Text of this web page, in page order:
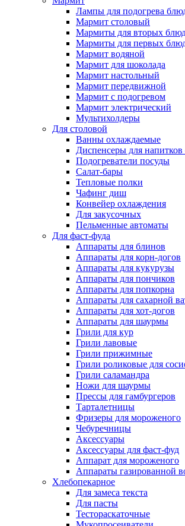
Лампы для подогрева
Мармит столовый
Мармиты для вторых
Мармиты для первых
Мармит водяной
Мармит для шоколада
Мармит настольный
Мармит передвижной
Мармит с подогревом
Мармит электрический
Мультихолдеры
Для столовой
Ванны охлаждаемые
Диспенсеры для напитков
Подогреватели посуды
Салат-бары
Тепловые полки
Чафинг диш
Конвейер охлаждения
Для закусочных
Пельменные автоматы
Для фаст-фуда
Аппараты для блинов
Аппараты для корн-догов
Аппараты для кукурузы
Аппараты для пончиков
Аппараты для попкорна
Аппараты для сахарной
Аппараты для хот-догов
Аппараты для шаурмы
Грили для кур
Грили лавовые
Грили прижимные
Грили роликовые для
Грили саламандра
Ножи для шаурмы
Прессы для гамбургеров
Тарталетницы
Фризеры для мороженого
Чебуречницы
Аксессуары
Аксессуары для фаст-фуд
Аппарат для мороженого
Аппараты газированной
Хлебопекарное
Для замеса текста
Для пасты
Тестораскаточные